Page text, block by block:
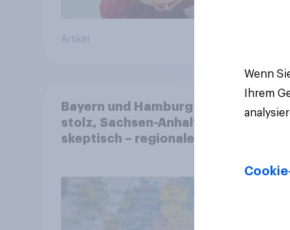
Artikel
Bayern und Hamburg
stolz, Sachsen-Anhalt
skeptisch – regionale
Europa im Osten am
Wenn
Ihrem